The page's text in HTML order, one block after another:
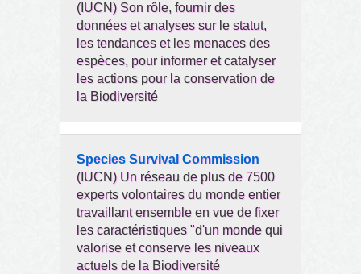
(IUCN) Son rôle, fournir des
données et analyses sur le statut,
les tendances et les menaces des
espèces, pour informer et catalyser
les actions pour la conservation de
la Biodiversité
Species Survival Commission
(IUCN) Un réseau de plus de 7500
experts volontaires du monde entier
travaillant ensemble en vue de fixer
les caractéristiques "d'un monde qui
valorise et conserve les niveaux
actuels de la Biodiversité